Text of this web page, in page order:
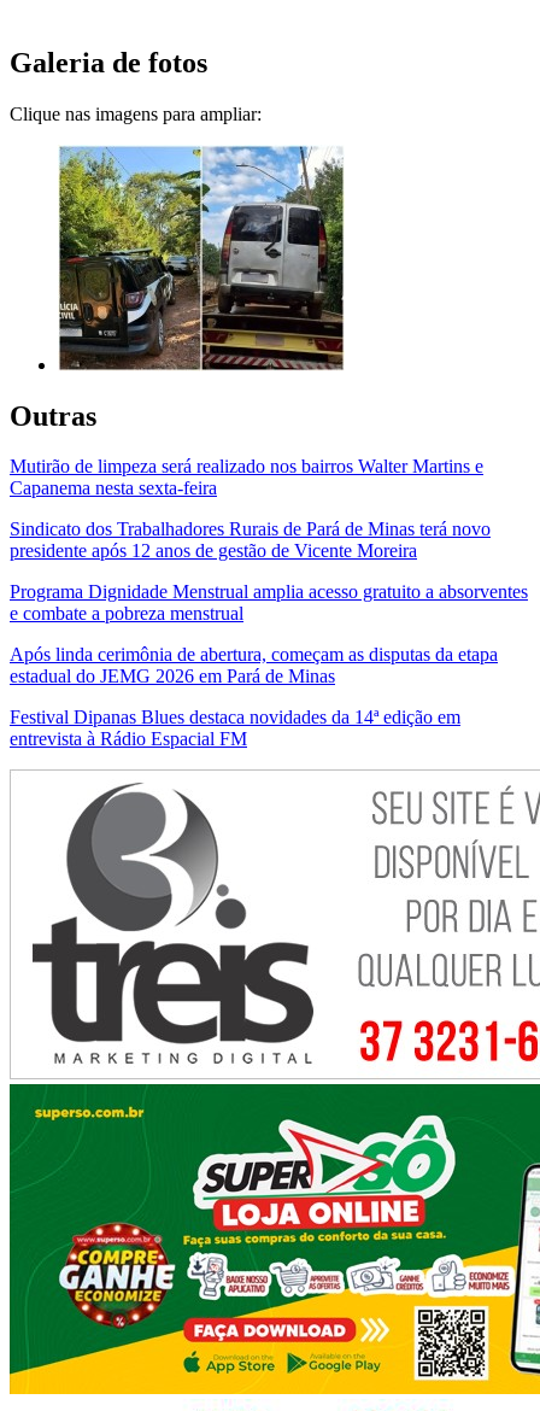
Galeria de fotos
Clique nas imagens para ampliar:
Outras
Mutirão de limpeza será realizado nos bairros Walter Martins e
Capanema nesta sexta-feira
Sindicato dos Trabalhadores Rurais de Pará de Minas terá novo
presidente após 12 anos de gestão de Vicente Moreira
Programa Dignidade Menstrual amplia acesso gratuito a absorventes
e combate a pobreza menstrual
Após linda cerimônia de abertura, começam as disputas da etapa
estadual do JEMG 2026 em Pará de Minas
Festival Dipanas Blues destaca novidades da 14ª edição em
entrevista à Rádio Espacial FM